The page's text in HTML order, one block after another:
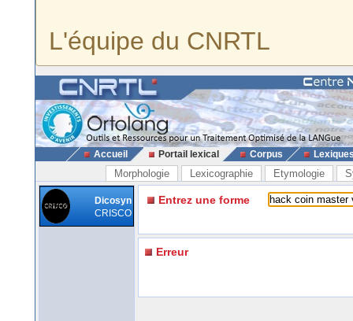
L'équipe du CNRTL
Accueil Portail lexical Corpus
Morphologie Lexicographie Etymologie
Dicosyn
CRISCO
Entrez une forme
Erreur